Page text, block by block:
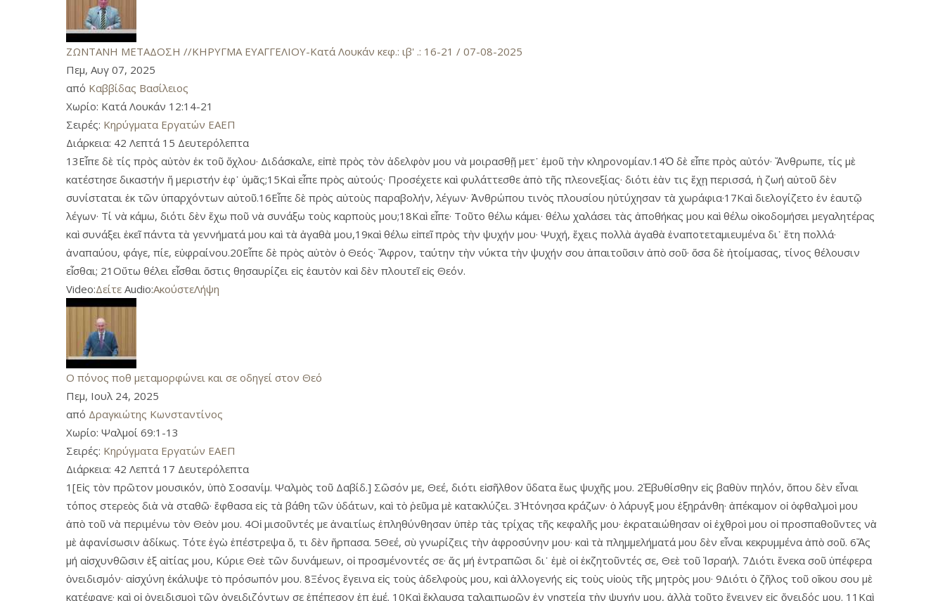
ΖΩΝΤΑΝΗ ΜΕΤΑΔΟΣΗ //ΚΗΡΥΓΜΑ ΕΥΑΓΓΕΛΙΟΥ-Κατά Λουκάν κεφ.: ιβ' .: 16-21 / 07-08-2025
Πεμ, Αυγ 07, 2025
από Καββίδας Βασίλειος
Χωρίο: Κατά Λουκάν 12:14-21
Σειρές: Κηρύγματα Εργατών ΕΑΕΠ
Διάρκεια: 42 Λεπτά 15 Δευτερόλεπτα
13Εἶπε δὲ τίς πρὸς αὐτὸν ἐκ τοῦ ὄχλου· Διδάσκαλε, εἰπὲ πρὸς τὸν ἀδελφὸν μου νὰ μοιρασθῇ μετ᾿ ἐμοῦ τὴν κληρονομίαν.14Ὁ δὲ εἶπε πρὸς αὐτόν· Ἄνθρωπε, τίς μὲ
κατέστησε δικαστήν ἤ μεριστήν ἐφ᾿ ὑμᾶς;15Καὶ εἶπε πρὸς αὐτούς· Προσέχετε καὶ φυλάττεσθε ἀπὸ τῆς πλεονεξίας· διότι ἐὰν τις ἔχῃ περισσά, ἡ ζωή αὐτοῦ δὲν
συνίσταται ἐκ τῶν ὑπαρχόντων αὐτοῦ.16Εἶπε δὲ πρὸς αὐτοὺς παραβολήν, λέγων· Ἀνθρώπου τινὸς πλουσίου ηὐτύχησαν τὰ χωράφια·17Καὶ διελογίζετο ἐν ἑαυτῷ
λέγων· Τί νὰ κάμω, διότι δὲν ἔχω ποῦ νὰ συνάξω τοὺς καρποὺς μου;18Καὶ εἶπε· Τοῦτο θέλω κάμει· θέλω χαλάσει τὰς ἀποθήκας μου καὶ θέλω οἰκοδομήσει μεγαλητέρας
καὶ συνάξει ἐκεῖ πάντα τὰ γεννήματά μου καὶ τὰ ἀγαθὰ μου,19καὶ θέλω εἰπεῖ πρὸς τὴν ψυχήν μου· Ψυχή, ἔχεις πολλὰ ἀγαθὰ ἐναποτεταμιευμένα δι᾿ ἔτη πολλά·
ἀναπαύου, φάγε, πίε, εὐφραίνου.20Εἶπε δὲ πρὸς αὐτὸν ὁ Θεός· Ἄφρον, ταύτην τὴν νύκτα τὴν ψυχήν σου ἀπαιτοῦσιν ἀπὸ σοῦ· ὅσα δὲ ἡτοίμασας, τίνος θέλουσιν
εἶσθαι; 21Οὕτω θέλει εἶσθαι ὅστις θησαυρίζει εἰς ἑαυτὸν καὶ δὲν πλουτεῖ εἰς Θεόν.
Video:Δείτε Audio:ΑκούστεΛήψη
Ο πόνος ποθ μεταμορφώνει και σε οδηγεί στον Θεό
Πεμ, Ιουλ 24, 2025
από Δραγκιώτης Κωνσταντίνος
Χωρίο: Ψαλμοί 69:1-13
Σειρές: Κηρύγματα Εργατών ΕΑΕΠ
Διάρκεια: 42 Λεπτά 17 Δευτερόλεπτα
1[Εἰς τὸν πρῶτον μουσικόν, ὑπὸ Σοσανίμ. Ψαλμὸς τοῦ Δαβίδ.] Σῶσόν με, Θεέ, διότι εἰσῆλθον ὕδατα ἕως ψυχῆς μου. 2Ἐβυθίσθην εἰς βαθὺν πηλόν, ὅπου δὲν εἶναι
τόπος στερεὸς διὰ νὰ σταθῶ· ἔφθασα εἰς τὰ βάθη τῶν ὑδάτων, καὶ τὸ ῥεῦμα μὲ κατακλύζει. 3Ἠτόνησα κράζων· ὁ λάρυγξ μου ἐξηράνθη· ἀπέκαμον οἱ ὀφθαλμοὶ μου
ἀπὸ τοῦ νὰ περιμένω τὸν Θεὸν μου. 4Οἱ μισοῦντές με ἀναιτίως ἐπληθύνθησαν ὑπὲρ τὰς τρίχας τῆς κεφαλῆς μου· ἐκραταιώθησαν οἱ ἐχθροὶ μου οἱ προσπαθοῦντες νὰ
μὲ ἀφανίσωσιν ἀδίκως. Τότε ἐγὼ ἐπέστρεψα ὅ, τι δὲν ἥρπασα. 5Θεέ, σὺ γνωρίζεις τὴν ἀφροσύνην μου· καὶ τὰ πλημμελήματά μου δὲν εἶναι κεκρυμμένα ἀπὸ σοῦ. 6Ἄς
μή αἰσχυνθῶσιν ἐξ αἰτίας μου, Κύριε Θεὲ τῶν δυνάμεων, οἱ προσμένοντές σε· ἄς μή ἐντραπῶσι δι᾿ ἐμὲ οἱ ἐκζητοῦντές σε, Θεὲ τοῦ Ἰσραήλ. 7Διότι ἕνεκα σοῦ ὑπέφερα
ὀνειδισμόν· αἰσχύνη ἐκάλυψε τὸ πρόσωπόν μου. 8Ξένος ἔγεινα εἰς τοὺς ἀδελφοὺς μου, καὶ ἀλλογενής εἰς τοὺς υἱοὺς τῆς μητρὸς μου· 9Διότι ὁ ζῆλος τοῦ οἴκου σου μὲ
κατέφαγε· καὶ οἱ ὀνειδισμοὶ τῶν ὀνειδιζόντων σε ἐπέπεσον ἐπ ἐμέ. 10Καὶ ἔκλαυσα ταλαιπωρῶν ἐν νηστείᾳ τὴν ψυχήν μου, ἀλλὰ τοῦτο ἔγεινεν εἰς ὄνειδός μου. 11Καὶ